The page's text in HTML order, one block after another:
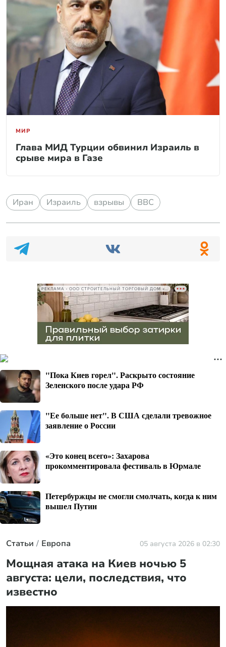
МИР
Глава МИД Турции обвинил Израиль в
срыве мира в Газе
Иран Израиль взрывы ВВС
РЕКЛАМА • ООО СТРОИТЕЛЬНЫЙ ТОРГОВЫЙ ДОМ «ПЕТРОВИЧ», ИНН 7802348846
"Пока Киев горел". Раскрыто состояние
Зеленского после удара РФ
"Ее больше нет". В США сделали тревожное
заявление о России
«Это конец всего»: Захарова
прокомментировала фестиваль в Юрмале
Петербуржцы не смогли смолчать, когда к ним
вышел Путин
Статьи Европа 05 августа 2026 в 02:30
Мощная атака на Киев ночью 5
августа: цели, последствия, что
известно